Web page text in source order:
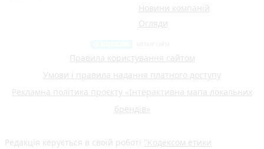
Новини компаній
Огляди
Правила користування сайтом
Умови і правила надання платного доступу
Рекламна політика проєкту «Інтерактивна мапа локальних
брендів»
Редакція керується в своїй роботі "Кодексом етики